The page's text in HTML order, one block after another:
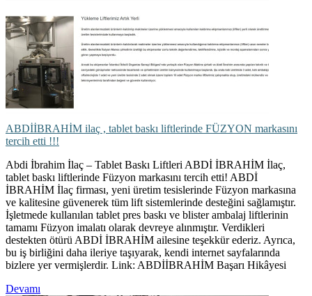
ABDİİBRAHİM ilaç , tablet baskı liftlerinde FÜZYON markasını
tercih etti !!!
Abdi İbrahim İlaç – Tablet Baskı Liftleri ABDİ İBRAHİM İlaç,
tablet baskı liftlerinde Füzyon markasını tercih etti! ABDİ
İBRAHİM İlaç firması, yeni üretim tesislerinde Füzyon markasına
ve kalitesine güvenerek tüm lift sistemlerinde desteğini sağlamıştır.
İşletmede kullanılan tablet pres baskı ve blister ambalaj liftlerinin
tamamı Füzyon imalatı olarak devreye alınmıştır. Verdikleri
destekten ötürü ABDİ İBRAHİM ailesine teşekkür ederiz. Ayrıca,
bu iş birliğini daha ileriye taşıyarak, kendi internet sayfalarında
bizlere yer vermişlerdir. Link: ABDİİBRAHİM Başarı Hikâyesi
Devamı